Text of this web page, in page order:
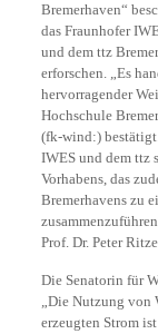
Bremerhaven“
das Fraunhofer
und dem ttz
erforschen. „Es
hervorragender
Hochschule
(fk-wind:)
IWES und dem ttz
Vorhabens, das
Bremerhavens zu
Prof. Dr. Peter
Die Senatorin für
„Die Nutzung von
erzeugten Strom